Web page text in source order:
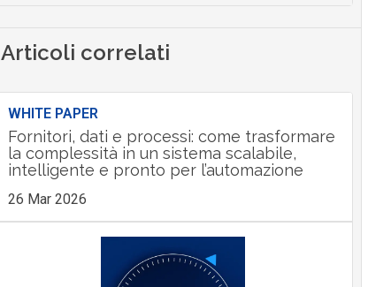
Articoli correlati
WHITE PAPER
Fornitori, dati e processi: come trasformare
la complessità in un sistema scalabile,
intelligente e pronto per l’automazione
26 Mar 2026